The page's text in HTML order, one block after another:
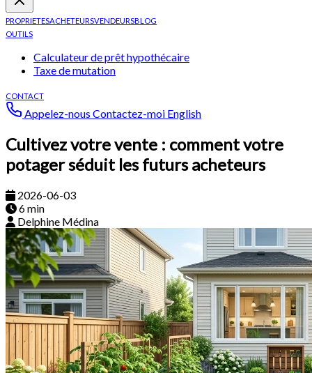
PROPRIETESACHETEURSVENDEURSBLOG
OUTILS
Calculateur de prêt hypothécaire
Taxe de mutation
CONTACT
Appelez-nous Contactez-moi English
Cultivez votre vente : comment votre
potager séduit les futurs acheteurs
2026-06-03
6 min
Delphine Médina